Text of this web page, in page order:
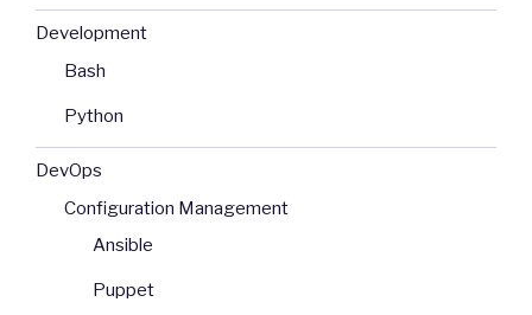
Development
Bash
Python
DevOps
Configuration Management
Ansible
Puppet